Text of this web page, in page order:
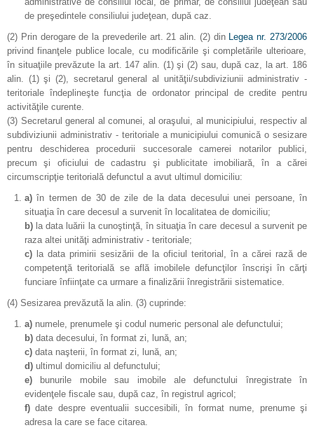
de preşedintele consiliului judeţean, după caz.
(2) Prin derogare de la prevederile art. 21 alin. (2) din Legea nr. 273/2006
privind finanţele publice locale, cu modificările şi completările ulterioare,
în situaţiile prevăzute la art. 147 alin. (1) şi (2) sau, după caz, la art. 186
alin. (1) şi (2), secretarul general al unităţii/subdiviziunii administrativ -
teritoriale îndeplineşte funcţia de ordonator principal de credite pentru
activităţile curente.
(3) Secretarul general al comunei, al oraşului, al municipiului, respectiv al
subdiviziunii administrativ - teritoriale a municipiului comunică o sesizare
pentru deschiderea procedurii succesorale camerei notarilor publici,
precum şi oficiului de cadastru şi publicitate imobiliară, în a cărei
circumscripţie teritorială defunctul a avut ultimul domiciliu:
a) în termen de 30 de zile de la data decesului unei persoane, în
situaţia în care decesul a survenit în localitatea de domiciliu;
b) la data luării la cunoştinţă, în situaţia în care decesul a survenit pe
raza altei unităţi administrativ - teritoriale;
c) la data primirii sesizării de la oficiul teritorial, în a cărei rază de
competenţă teritorială se află imobilele defuncţilor înscrişi în cărţi
funciare înfiinţate ca urmare a finalizării înregistrării sistematice.
(4) Sesizarea prevăzută la alin. (3) cuprinde:
a) numele, prenumele şi codul numeric personal ale defunctului;
b) data decesului, în format zi, lună, an;
c) data naşterii, în format zi, lună, an;
d) ultimul domiciliu al defunctului;
e) bunurile mobile sau imobile ale defunctului înregistrate în
evidenţele fiscale sau, după caz, în registrul agricol;
f) date despre eventualii succesibili, în format nume, prenume şi
adresa la care se face citarea.